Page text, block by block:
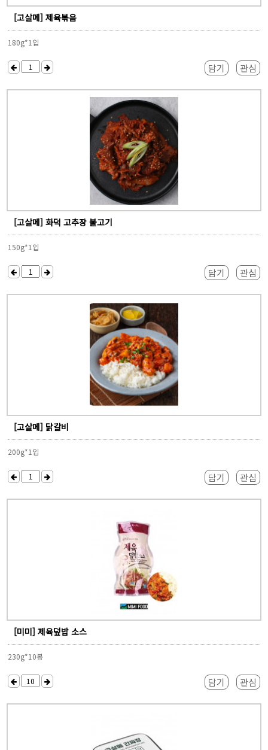
[고살메] 제육볶음
180g*1입
담기 관심
[고살메] 화덕 고추장 불고기
150g*1입
담기 관심
[고살메] 닭갈비
200g*1입
담기 관심
[미미] 제육덮밥 소스
230g*10봉
담기 관심